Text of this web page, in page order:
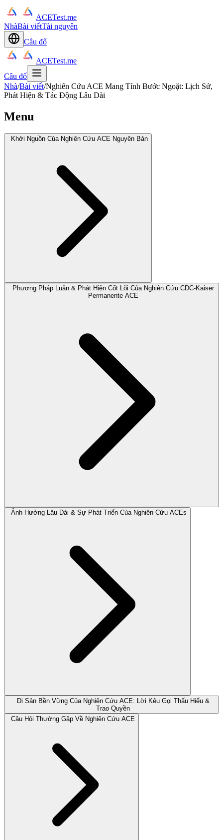
ACETest.me
NhàBài viếtTài nguyên
Câu đố
ACETest.me
Câu đố
Nhà/Bài viết/Nghiên Cứu ACE Mang Tính Bước Ngoặt: Lịch Sử,
Phát Hiện & Tác Động Lâu Dài
Menu
Khởi Nguồn Của Nghiên Cứu ACE Nguyên Bản
Phương Pháp Luận & Phát Hiện Cốt Lõi Của Nghiên Cứu CDC-Kaiser
Permanente ACE
Ảnh Hưởng Lâu Dài & Sự Phát Triển Của Nghiên Cứu ACEs
Di Sản Bền Vững Của Nghiên Cứu ACE: Lời Kêu Gọi Thấu Hiểu &
Trao Quyền
Câu Hỏi Thường Gặp Về Nghiên Cứu ACE